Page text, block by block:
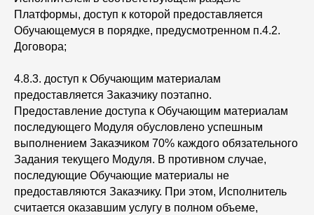
Платформы, доступ к которой предоставляется
Обучающемуся в порядке, предусмотренном п.4.2.
Договора;
4.8.3. доступ к Обучающим материалам
предоставляется Заказчику поэтапно.
Предоставление доступа к Обучающим материалам
последующего Модуля обусловлено успешным
выполнением Заказчиком 70% каждого обязательного
Задания текущего Модуля. В противном случае,
последующие Обучающие материалы не
предоставляются Заказчику. При этом, Исполнитель
считается оказавшим услугу в полном объеме,